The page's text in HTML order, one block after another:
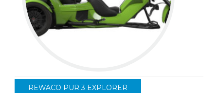
REWACO PUR 3 EXPLORER